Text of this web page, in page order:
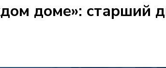
доме»: старший